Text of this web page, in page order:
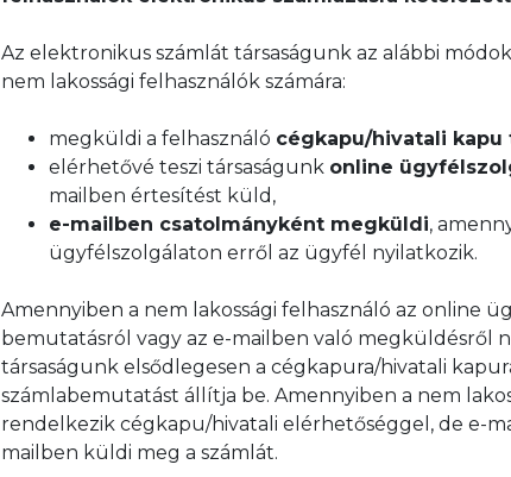
Az elektronikus számlát társaságunk az alábbi
nem lakossági felhasználók számára:
megküldi a felhasználó cégkapu/hivatali kapu
elérhetővé teszi társaságunk online
mailben értesítést küld,
e-mailben csatolmányként megküldi,
ügyfélszolgálaton erről az ügyfél nyilatkozik.
Amennyiben a nem lakossági felhasználó az online
bemutatásról vagy az e-mailben való megküldésről
társaságunk elsődlegesen a cégkapura/hivatali
számlabemutatást állítja be. Amennyiben a nem
rendelkezik cégkapu/hivatali elérhetőséggel, de e-
mailben küldi meg a számlát.